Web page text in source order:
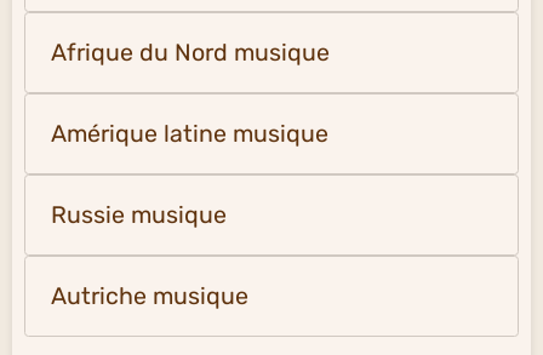
Afrique du Nord musique
Amérique latine musique
Russie musique
Autriche musique